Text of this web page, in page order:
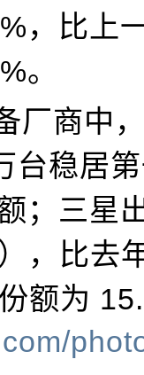
，比上
。
厂商中
台稳居
；三星
，比去
额为